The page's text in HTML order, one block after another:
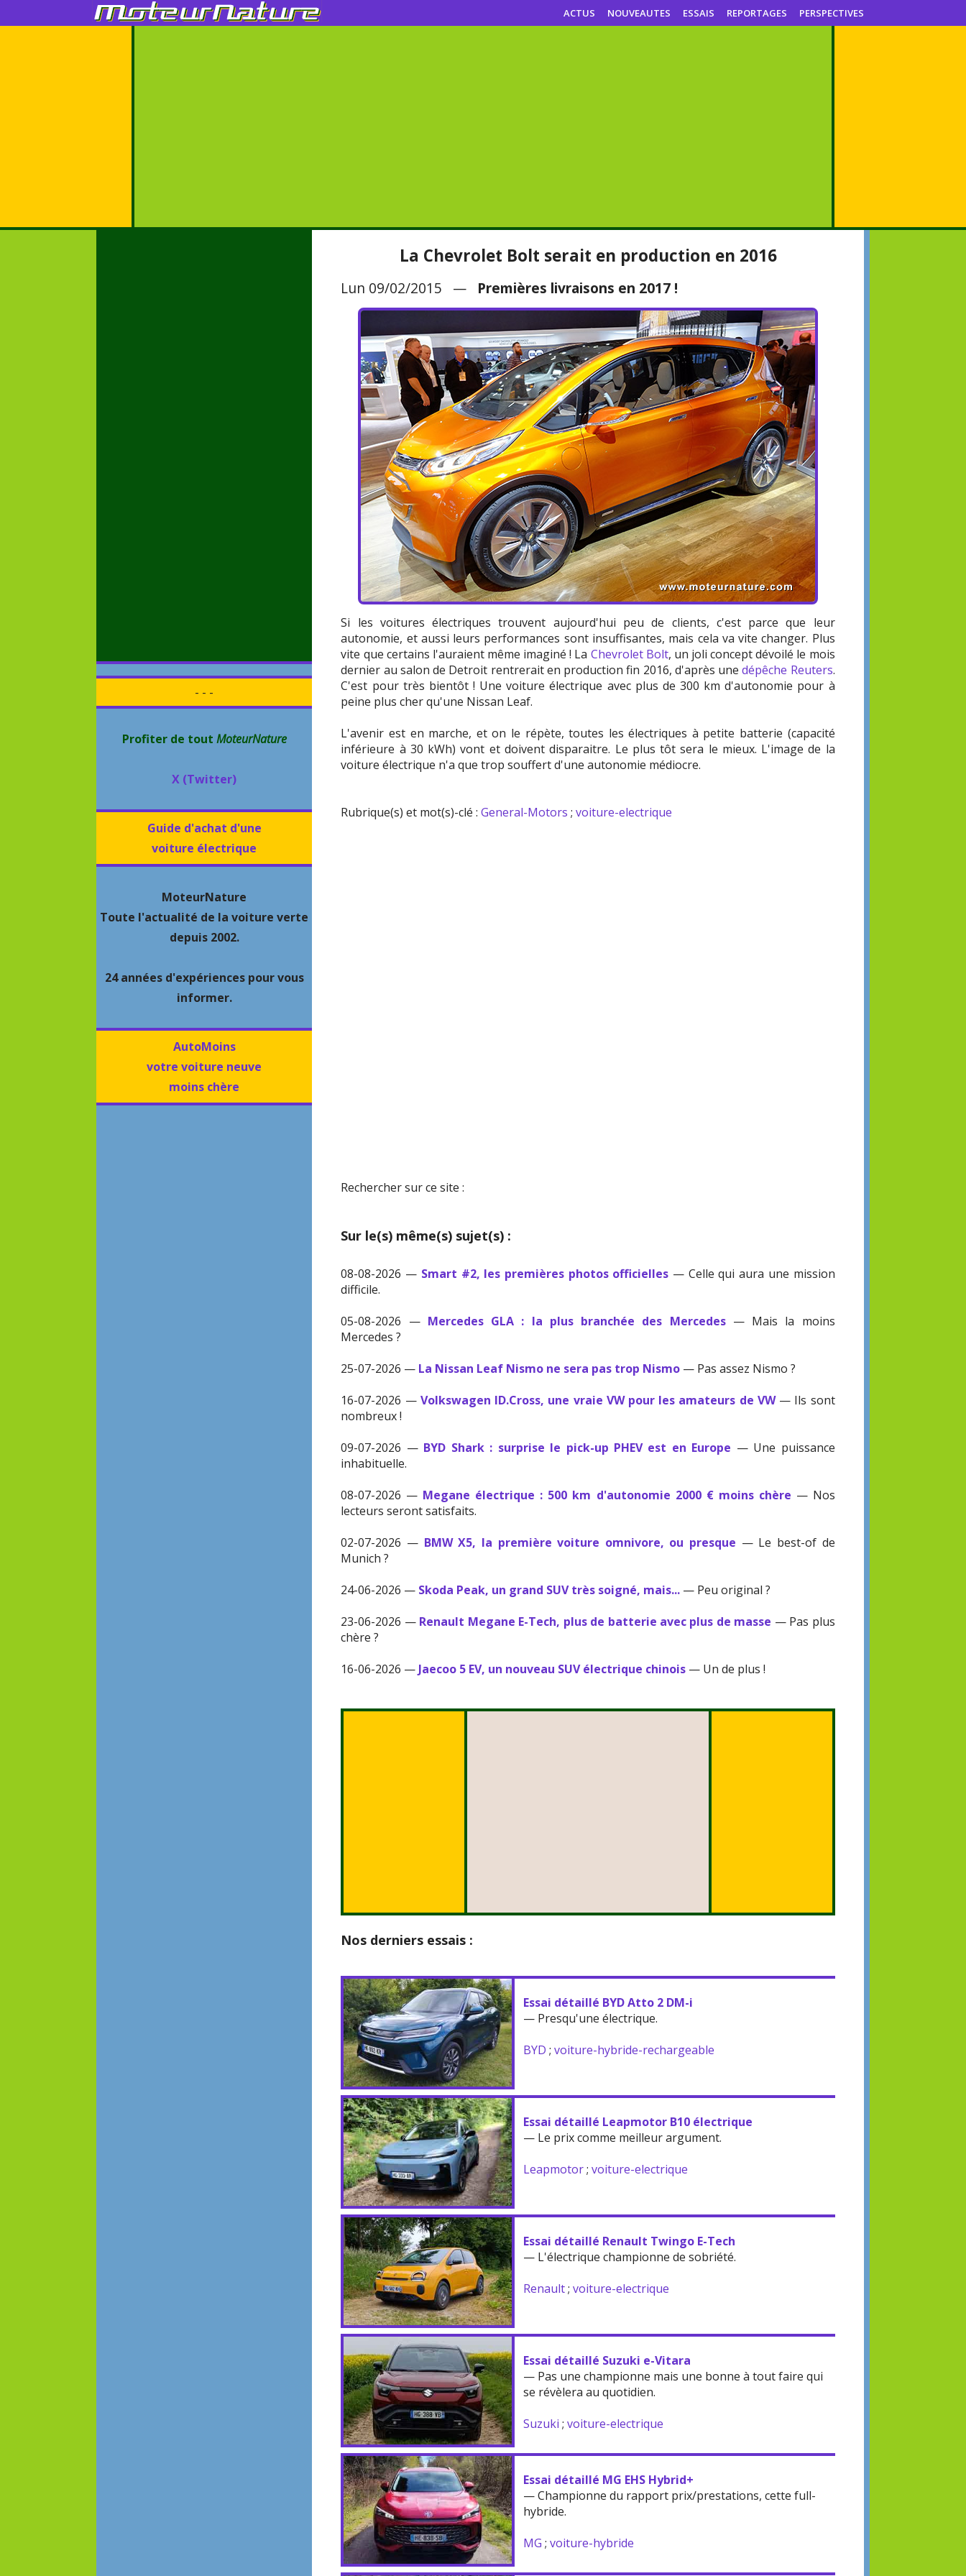
ACTUS NOUVEAUTES ESSAIS REPORTAGES PERSPECTIVES
- - -
Profiter de tout MoteurNature
X (Twitter)
Guide d'achat d'une
voiture électrique
MoteurNature
Toute l'actualité de la voiture verte
depuis 2002.
24 années d'expériences pour vous
informer.
AutoMoins
votre voiture neuve
moins chère
La Chevrolet Bolt serait en production en 2016
Lun 09/02/2015 — Premières livraisons en 2017 !
Si les voitures électriques trouvent aujourd'hui peu de clients, c'est parce que leur
autonomie, et aussi leurs performances sont insuffisantes, mais cela va vite changer. Plus
vite que certains l'auraient même imaginé ! La Chevrolet Bolt, un joli concept dévoilé le mois
dernier au salon de Detroit rentrerait en production fin 2016, d'après unedépêche Reuters.
C'est pour très bientôt ! Une voiture électrique avec plus de 300 km d'autonomie pour à
peine plus cher qu'une Nissan Leaf.
L'avenir est en marche, et on le répète, toutes les électriques à petite batterie (capacité
inférieure à 30 kWh) vont et doivent disparaitre. Le plus tôt sera le mieux. L'image de la
voiture électrique n'a que trop souffert d'une autonomie médiocre.
Rubrique(s) et mot(s)-clé :General-Motors ;voiture-electrique
Rechercher sur ce site :
Sur le(s) même(s) sujet(s) :
08-08-2026 — Smart #2, les premières photos officielles — Celle qui aura une mission
difficile.
05-08-2026 — Mercedes GLA : la plus branchée des Mercedes— Mais la moins
Mercedes ?
25-07-2026 — La Nissan Leaf Nismo ne sera pas trop Nismo — Pas assez Nismo ?
16-07-2026 — Volkswagen ID.Cross, une vraie VW pour les amateurs de VW— Ils sont
nombreux !
09-07-2026 — BYD Shark : surprise le pick-up PHEV est en Europe — Une puissance
inhabituelle.
08-07-2026 — Megane électrique : 500 km d'autonomie 2000 € moins chère — Nos
lecteurs seront satisfaits.
02-07-2026 — BMW X5, la première voiture omnivore, ou presque — Le best-of de
Munich ?
24-06-2026 — Skoda Peak, un grand SUV très soigné, mais... — Peu original ?
23-06-2026 — Renault Megane E-Tech, plus de batterie avec plus de masse — Pas plus
chère ?
16-06-2026 — Jaecoo 5 EV, un nouveau SUV électrique chinois — Un de plus !
Nos derniers essais :
Essai détaillé BYD Atto 2 DM-i
— Presqu'une électrique.
BYD ;voiture-hybride-rechargeable
Essai détaillé Leapmotor B10 électrique
— Le prix comme meilleur argument.
Leapmotor;voiture-electrique
Essai détaillé Renault Twingo E-Tech
— L'électrique championne de sobriété.
Renault;voiture-electrique
Essai détaillé Suzuki e-Vitara
— Pas une championne mais une bonne à tout faire qui
se révèlera au quotidien.
Suzuki ;voiture-electrique
Essai détaillé MG EHS Hybrid+
— Championne du rapport prix/prestations, cette full-
hybride.
MG ;voiture-hybride